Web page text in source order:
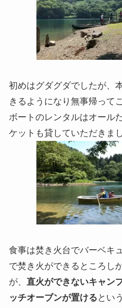
初めはグダグダでしたが、
きるようになり無事帰って
ボートのレンタルはオール
ケットも貸していただきまし
食事は焚き火台でバーベキ
で焚き火ができるところし
が、 直火ができないキャン
ッチオーブンが置ける とい